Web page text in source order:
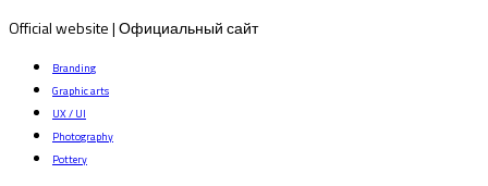
Official website | Официальный сайт
Branding
Graphic arts
UX / UI
Photography
Pottery